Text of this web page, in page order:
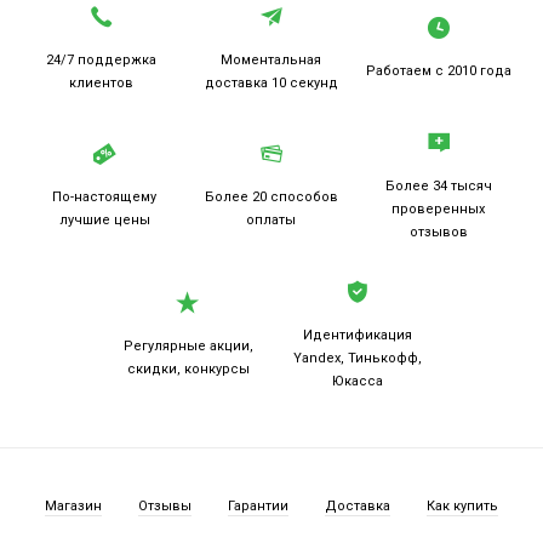
24/7 поддержка
клиентов
Моментальная
доставка 10 секунд
Работаем с 2010 года
По-настоящему
лучшие цены
Более 20 способов
оплаты
Более 34 тысяч
проверенных
отзывов
Регулярные акции,
скидки, конкурсы
Идентификация
Yandex, Тинькофф,
Юкасса
Магазин Отзывы Гарантии Доставка Как купить